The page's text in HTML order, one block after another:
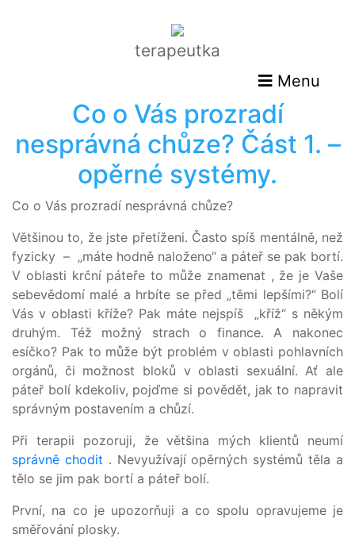
terapeutka
Menu
Co o Vás prozradí
nesprávná chůze? Část 1. –
opěrné systémy.
Co o Vás prozradí nesprávná chůze?
Většinou to, že jste přetíženi. Často spíš mentálně, než
fyzicky – „máte hodně naloženo“ a páteř se pak bortí.
V oblasti krční páteře to může znamenat , že je Vaše
sebevědomí malé a hrbíte se před „těmi lepšími?“ Bolí
Vás v oblasti kříže? Pak máte nejspíš „kříž“ s někým
druhým. Též možný strach o finance. A nakonec
esíčko? Pak to může být problém v oblasti pohlavních
orgánů, či možnost bloků v oblasti sexuální. Ať ale
páteř bolí kdekoliv, pojďme si povědět, jak to napravit
správným postavením a chůzí.
Při terapii pozoruji, že většina mých klientů neumí
správně chodit . Nevyužívají opěrných systémů těla a
tělo se jim pak bortí a páteř bolí.
První, na co je upozorňuji a co spolu opravujeme je
směřování plosky.